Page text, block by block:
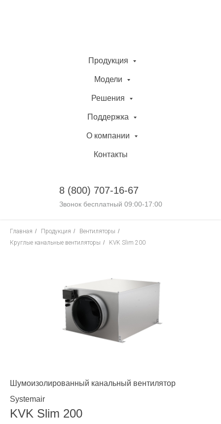
Продукция
Модели
Решения
Поддержка
О компании
Контакты
8 (800) 707-16-67
Звонок бесплатный 09:00-17:00
Главная / Продукция / Вентиляторы /
Круглые канальные вентиляторы / KVK Slim 200
Шумоизолированный канальный вентилятор
Systemair
KVK Slim 200